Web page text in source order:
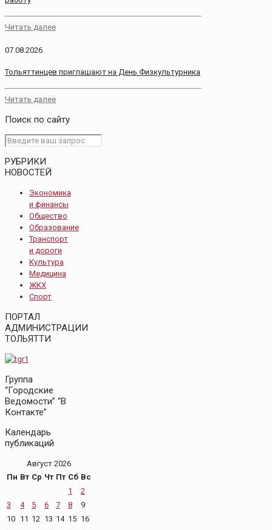
Читать далее
07.08.2026
Тольяттинцев приглашают на День Физкультурника
Читать далее
Поиск по сайту
РУБРИКИ
НОВОСТЕЙ
Экономика
и финансы
Общество
Образование
Транспорт
и дороги
Культура
Медицина
ЖКХ
Спорт
ПОРТАЛ
АДМИНИСТРАЦИИ
ТОЛЬЯТТИ
Группа
“Городские
Ведомости” “В
Контакте”
Календарь
публикаций
Август 2026
Пн Вт Ср Чт Пт Сб Вс
1
2
3
4 5 6 7 8
9
10 11 12 13 14 15 16